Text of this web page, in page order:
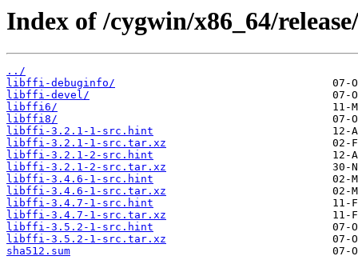
Index of /cygwin/x86_64/
../
libffi-debuginfo/
libffi-devel/
libffi6/
libffi8/
libffi-3.2.1-1-src.hint
libffi-3.2.1-1-src.tar.xz
libffi-3.2.1-2-src.hint
libffi-3.2.1-2-src.tar.xz
libffi-3.4.6-1-src.hint
libffi-3.4.6-1-src.tar.xz
libffi-3.4.7-1-src.hint
libffi-3.4.7-1-src.tar.xz
libffi-3.5.2-1-src.hint
libffi-3.5.2-1-src.tar.xz
sha512.sum